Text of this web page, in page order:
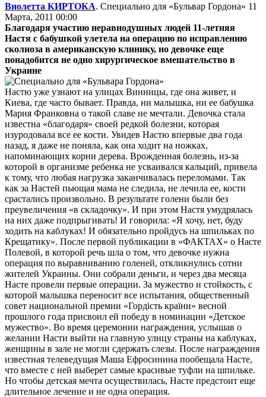
Виолетта КИРТОКА. Специально для «Бульвар Гордона» 11
Марта, 2011 00:00
Благодаря участию неравнодушных людей 11-летняя
Настя с бабушкой улетела на операцию по исправлению
сколиоза в американскую клинику, но девочке еще
понадобится не одно хирургическое вмешательство в
Украине
Настю уже узнают на улицах Винницы, где она живет, и
Киева, где часто бывает. Правда, ни малышка, ни ее бабушка
Мария Франковна о такой славе не мечтали. Девочка стала
известна «благодаря» своей редкой болезни, которая
изуродовала все ее кости. Увидев Настю впервые два года
назад, я даже не поняла, как она ходит на ножках,
напоминающих корни дерева. Врожденная болезнь, из-за
которой в организме ребенка не усваивался кальций, привела
к тому, что любая нагрузка заканчивалась переломами. Так
как за Настей пьющая мама не следила, не лечила ее, кости
срастались произвольно. В результате голени были без
преувеличения «в складочку». И при этом Настя умудрялась
на них даже подпрыгивать! И говорила: «Я хочу, нет, буду
ходить на каблуках! И обязательно пройдусь на шпильках по
Крещатику». После первой публикации в «ФАКТАХ» о Насте
Полевой, в которой речь шла о том, что девочке нужна
операция по выравниванию голеней, откликнулись сотни
жителей Украины. Они собрали деньги, и через два месяца
Насте провели первые операции. За мужество и стойкость, с
которой малышка переносит все испытания, общественный
совет национальной премии «Гордiсть країни» весной
прошлого года присвоил ей победу в номинации «Детское
мужество». Во время церемонии награждения, услышав о
желании Насти выйти на главную улицу страны на каблуках,
женщины в зале не могли сдержать слезы. После награждения
известная телеведущая Маша Ефросинина пообещала Насте,
что вместе с ней выберет самые красивые туфли на шпильке.
Но чтобы детская мечта осуществилась, Насте предстоит еще
длительное лечение и не одна операция.